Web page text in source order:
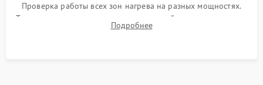
Проверка работы всех зон нагрева на разных мощностях.
Тестирование сенсорного управления, таймера, индикаторов
остаточного тепла и систем защиты от перегрева.
Подробнее